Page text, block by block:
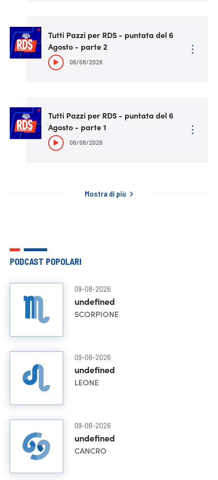
Tutti Pazzi per RDS - puntata del 6
Agosto - parte 2
06/08/2026
Tutti Pazzi per RDS - puntata del 6
Agosto - parte 1
06/08/2026
Mostra di più
PODCAST POPOLARI
09-08-2026
undefined
SCORPIONE
09-08-2026
undefined
LEONE
09-08-2026
undefined
CANCRO